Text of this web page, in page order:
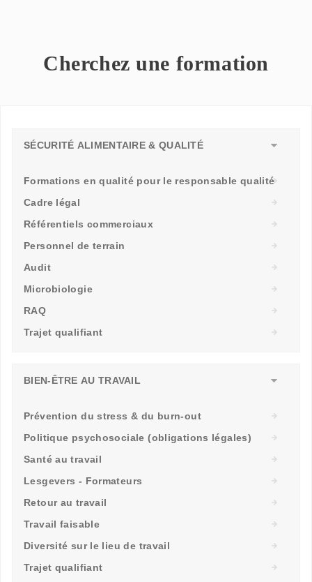
Cherchez une formation
SÉCURITÉ ALIMENTAIRE & QUALITÉ
Formations en qualité pour le responsable qualité
Cadre légal
Référentiels commerciaux
Personnel de terrain
Audit
Microbiologie
RAQ
Trajet qualifiant
BIEN-ÊTRE AU TRAVAIL
Prévention du stress & du burn-out
Politique psychosociale (obligations légales)
Santé au travail
Lesgevers - Formateurs
Retour au travail
Travail faisable
Diversité sur le lieu de travail
Trajet qualifiant